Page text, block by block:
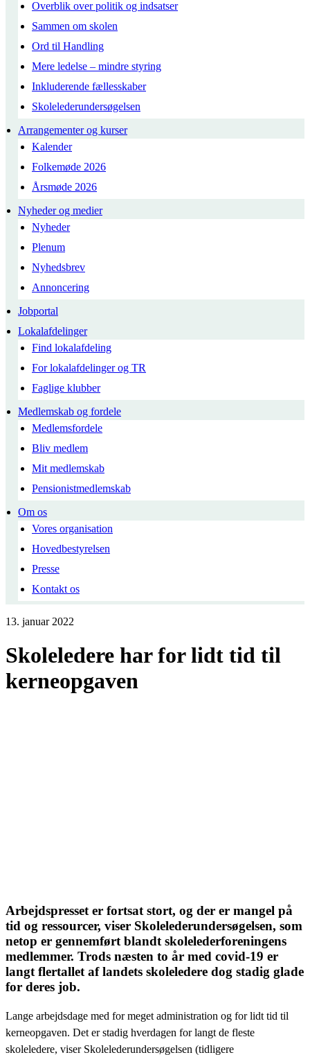
Overblik over politik og indsatser
Sammen om skolen
Ord til Handling
Mere ledelse – mindre styring
Inkluderende fællesskaber
Skolelederundersøgelsen
Arrangementer og kurser
Kalender
Folkemøde 2026
Årsmøde 2026
Nyheder og medier
Nyheder
Plenum
Nyhedsbrev
Annoncering
Jobportal
Lokalafdelinger
Find lokalafdeling
For lokalafdelinger og TR
Faglige klubber
Medlemskab og fordele
Medlemsfordele
Bliv medlem
Mit medlemskab
Pensionistmedlemskab
Om os
Vores organisation
Hovedbestyrelsen
Presse
Kontakt os
13. januar 2022
Skoleledere har for lidt tid til
kerneopgaven
Arbejdspresset er fortsat stort, og der er mangel på
tid og ressourcer, viser Skolelederundersøgelsen, som
netop er gennemført blandt skolelederforeningens
medlemmer. Trods næsten to år med covid-19 er
langt flertallet af landets skoleledere dog stadig glade
for deres job.
Lange arbejdsdage med for meget administration og for lidt tid til
kerneopgaven. Det er stadig hverdagen for langt de fleste
skoleledere, viser Skolelederundersøgelsen (tidligere